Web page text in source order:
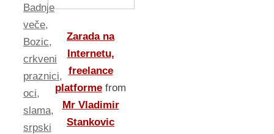
Badnje
veče,
Bozic,
crkveni
praznici,
oci,
slama,
srpski
Zarada na
Internetu,
freelance
platforme from
Mr Vladimir
Stankovic